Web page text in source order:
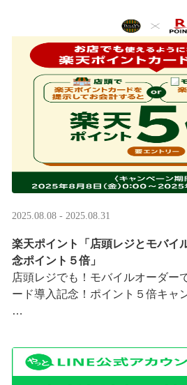
実りの秋らしいほっこりフードも
涼しい店内で一足早い秋の訪 ···
2025.08.08 - 2025.08.31
楽天ポイント「店頭レジとモバイ
念ポイント５倍」
店頭レジでも！モバイルオーダー
ード導入記念！ポイント５倍キャ
8/8（金）0:00～8/31 ···